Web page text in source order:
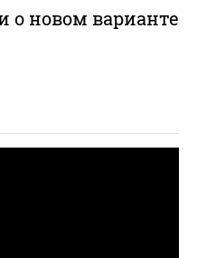
о новом варианте